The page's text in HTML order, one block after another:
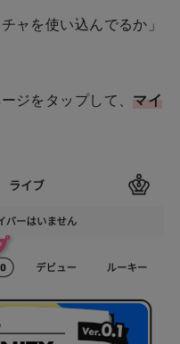
ャを使い込んでるか」
ジをタップして、 マイ